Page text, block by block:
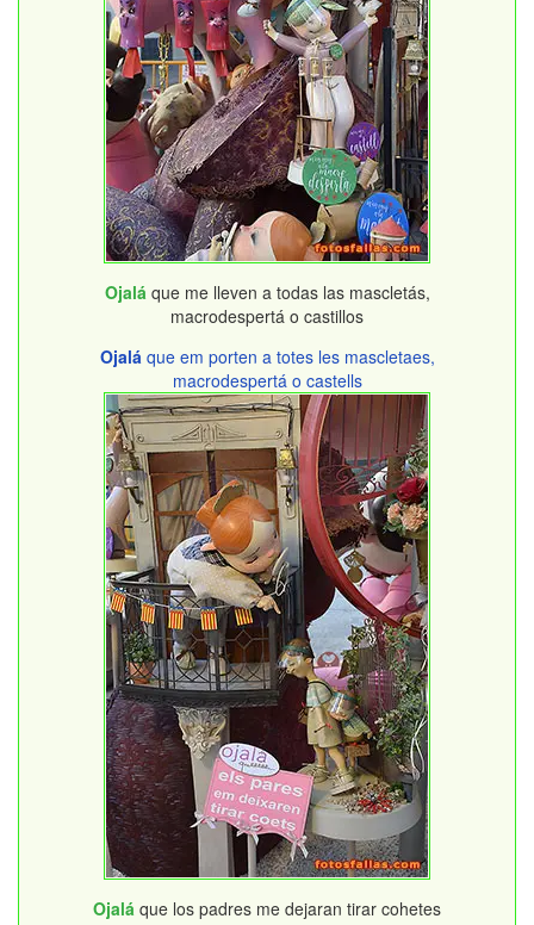
Ojalá que me lleven a todas las mascletás,
macrodespertá o castillos
Ojalá que em porten a totes les mascletaes,
macrodespertá o castells
Ojalá que los padres me dejaran tirar cohetes